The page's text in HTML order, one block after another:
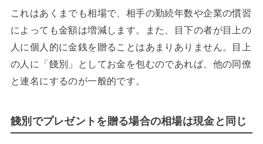
これはあくまでも相場で、相手の勤続年数や企業の慣習
によっても金額は増減します。また、目下の者が目上の
人に個人的に金銭を贈ることはあまりありません。目上
の人に「餞別」としてお金を包むのであれば、他の同僚
と連名にするのが一般的です。
餞別でプレゼントを贈る場合の相場は現金と同じ